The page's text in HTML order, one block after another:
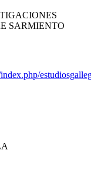
SARMIENTO